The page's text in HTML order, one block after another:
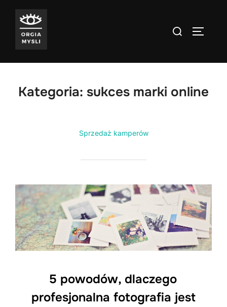
content
Search
Kategoria: sukces marki online
Sprzedaż kamperów
5 powodów, dlaczego
profesjonalna fotografia jest